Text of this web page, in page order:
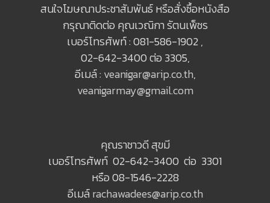
สนใจโฆษณาประชาสัมพันธ์ หรือสั่งซื้อหนังสือ
กรุณาติดต่อ คุณเวณิกา รัตนเพ็ชร
เบอร์โทรศัพท์ : 081-586-1902 ,
02-642-3400 ต่อ 3305,
อีเมล์ : veanigar@arip.co.th,
veanigarmay@gmail.com
คุณราชาวดี สุขมี
เบอร์โทรศัพท์ 02-642-3400 ต่อ 3301
หรือ 08-1546-2228
อีเมล์rachawadees@arip.co.th